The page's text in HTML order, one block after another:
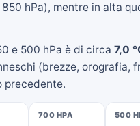
850 hPa), mentre in alta
e 500 hPa è di circa 7,0
(brezze, orografia,
precedente.
700 HPA 500